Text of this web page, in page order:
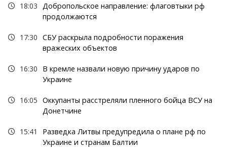
18:03 Добропольское направление: флаговтыки рф
продолжаются
17:30 СБУ раскрыла подробности поражения
вражеских объектов
16:30
В кремле назвали новую причину ударов по
Украине
16:05 Оккупанты расстреляли пленного бойца ВСУ на
Донетчине
15:41
Разведка Литвы предупредила о плане рф по
Украине и странам Балтии